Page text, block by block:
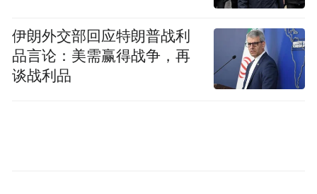
到非常振奋。”他表示，“家乡的每一点变化
都会让我们高兴，每一个发展都给我们很大
伊朗外交部回应特朗普战利
品言论：美需赢得战争，再
谈战利品